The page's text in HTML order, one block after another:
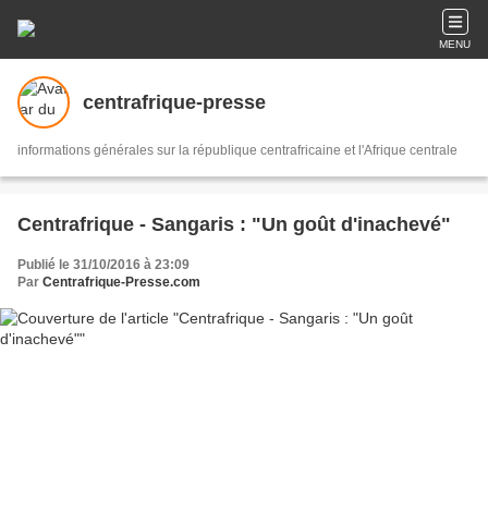
MENU
centrafrique-presse
informations générales sur la république centrafricaine et l'Afrique centrale
Centrafrique - Sangaris : "Un goût d'inachevé"
Publié le 31/10/2016 à 23:09
Par Centrafrique-Presse.com